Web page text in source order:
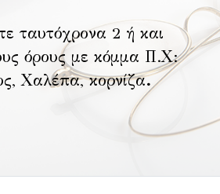
ταυτόχρονα 2 ή και
όρους με κόμμα Π.Χ:
Χαλέπα, κορνίζα.